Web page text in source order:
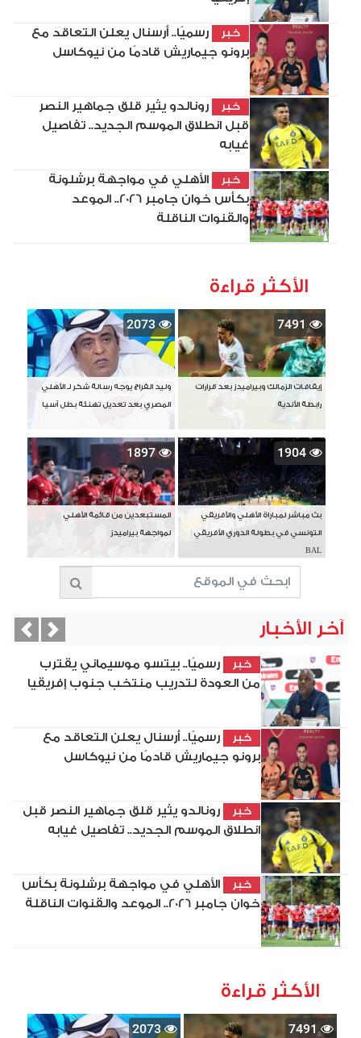
خبر
رسميًا.. أرسنال يعلن التعاقد مع
برونو جيماريش قادمًا من نيوكاسل
خبر
رونالدو يثير قلق جماهير النصر
قبل انطلاق الموسم الجديد.. تفاصيل
غيابه
خبر
الأهلي في مواجهة برشلونة
بكأس خوان جامبر 2026.. الموعد
والقنوات الناقلة
الأكثر قراءة
7491
إيقافات الزمالك وبيراميدز بعد قرارات
رابطة الأندية
2073
وليد الفراج يوجه رسالة شكر لـ الأهلي
المصري بعد تعديل تهنئة بطل آسيا
1904
بث مباشر لمباراة الأهلي والأفريقي
التونسي في بطولة الدوري الأفريقي
BAL
1897
المستبعدين من قائمة الأهلي
لمواجهة بيراميدز
آخر الأخبار
خبر
رسميًا.. بيتسو موسيماني يقترب
من العودة لتدريب منتخب جنوب إفريقيا
خبر
رسميًا.. أرسنال يعلن التعاقد مع
برونو جيماريش قادمًا من نيوكاسل
خبر
رونالدو يثير قلق جماهير النصر قبل
انطلاق الموسم الجديد.. تفاصيل غيابه
خبر
الأهلي في مواجهة برشلونة بكأس
خوان جامبر 2026.. الموعد والقنوات الناقلة
Next
الأكثر قراءة
7491
2073